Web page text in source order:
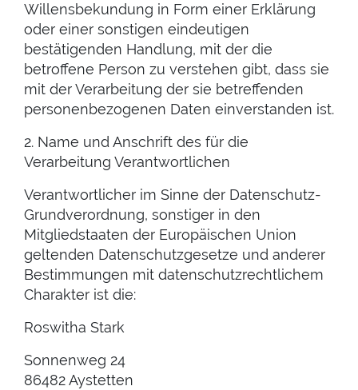
Willensbekundung in Form einer Erklärung
oder einer sonstigen eindeutigen
bestätigenden Handlung, mit der die
betroffene Person zu verstehen gibt, dass sie
mit der Verarbeitung der sie betreffenden
personenbezogenen Daten einverstanden ist.
2. Name und Anschrift des für die
Verarbeitung Verantwortlichen
Verantwortlicher im Sinne der Datenschutz-
Grundverordnung, sonstiger in den
Mitgliedstaaten der Europäischen Union
geltenden Datenschutzgesetze und anderer
Bestimmungen mit datenschutzrechtlichem
Charakter ist die:
Roswitha Stark
Sonnenweg 24
86482 Aystetten